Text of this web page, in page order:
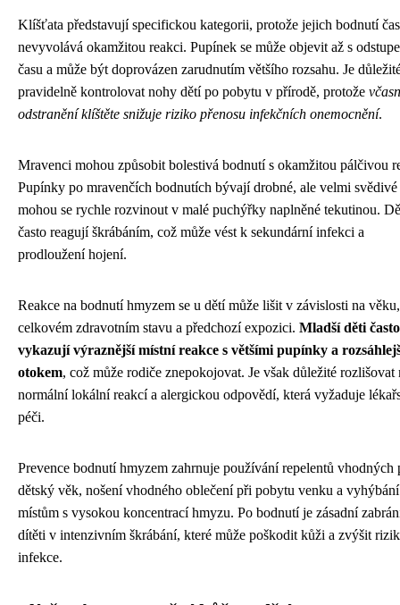
Klíšťata představují specifickou kategorii, protože jejich bodnutí
nevyvolává okamžitou reakci. Pupínek se může objevit až s
času a může být doprovázen zarudnutím většího rozsahu. Je
pravidelně kontrolovat nohy dětí po pobytu v přírodě, protože
odstranění klíštěte snižuje riziko přenosu infekčních onemocnění.
Mravenci mohou způsobit bolestivá bodnutí s okamžitou pálčivou
Pupínky po mravenčích bodnutích bývají drobné, ale velmi svědivé
mohou se rychle rozvinout v malé puchýřky naplněné tekutinou.
často reagují škrábáním, což může vést k sekundární infekci a
prodloužení hojení.
Reakce na bodnutí hmyzem se u dětí může lišit v závislosti na věku,
celkovém zdravotním stavu a předchozí expozici. Mladší děti často
vykazují výraznější místní reakce s většími pupínky a
otokem, což může rodiče znepokojovat. Je však důležité rozlišovat
normální lokální reakcí a alergickou odpovědí, která vyžaduje
péči.
Prevence bodnutí hmyzem zahrnuje používání repelentů vhodných
dětský věk, nošení vhodného oblečení při pobytu venku a vyhýbání
místům s vysokou koncentrací hmyzu. Po bodnutí je zásadní
dítěti v intenzivním škrábání, které může poškodit kůži a zvýšit
infekce.